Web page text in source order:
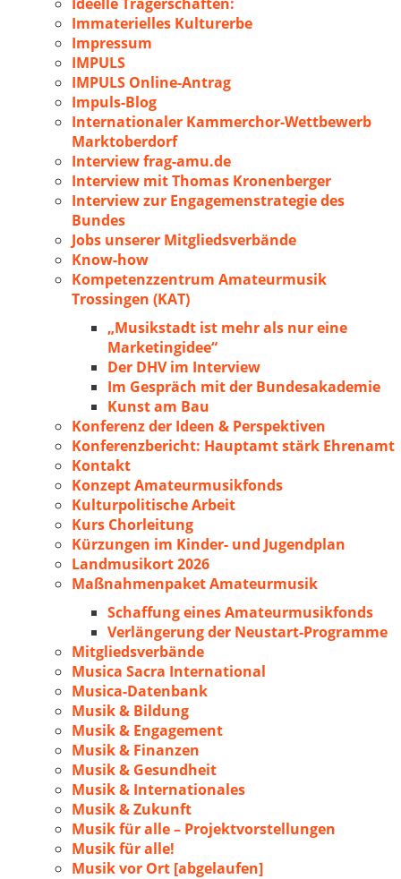
Immaterielles Kulturerbe
Impressum
IMPULS
IMPULS Online-Antrag
Impuls-Blog
Internationaler Kammerchor-Wettbewerb
Marktoberdorf
Interview frag-amu.de
Interview mit Thomas Kronenberger
Interview zur Engagemenstrategie des
Bundes
Jobs unserer Mitgliedsverbände
Know-how
Kompetenzzentrum Amateurmusik
Trossingen (KAT)
„Musikstadt ist mehr als nur eine
Marketingidee“
Der DHV im Interview
Im Gespräch mit der Bundesakademie
Kunst am Bau
Konferenz der Ideen & Perspektiven
Konferenzbericht: Hauptamt stärk Ehrenamt
Kontakt
Konzept Amateurmusikfonds
Kulturpolitische Arbeit
Kurs Chorleitung
Kürzungen im Kinder- und Jugendplan
Landmusikort 2026
Maßnahmenpaket Amateurmusik
Schaffung eines Amateurmusikfonds
Verlängerung der Neustart-Programme
Mitgliedsverbände
Musica Sacra International
Musica-Datenbank
Musik & Bildung
Musik & Engagement
Musik & Finanzen
Musik & Gesundheit
Musik & Internationales
Musik & Zukunft
Musik für alle – Projektvorstellungen
Musik für alle!
Musik vor Ort [abgelaufen]